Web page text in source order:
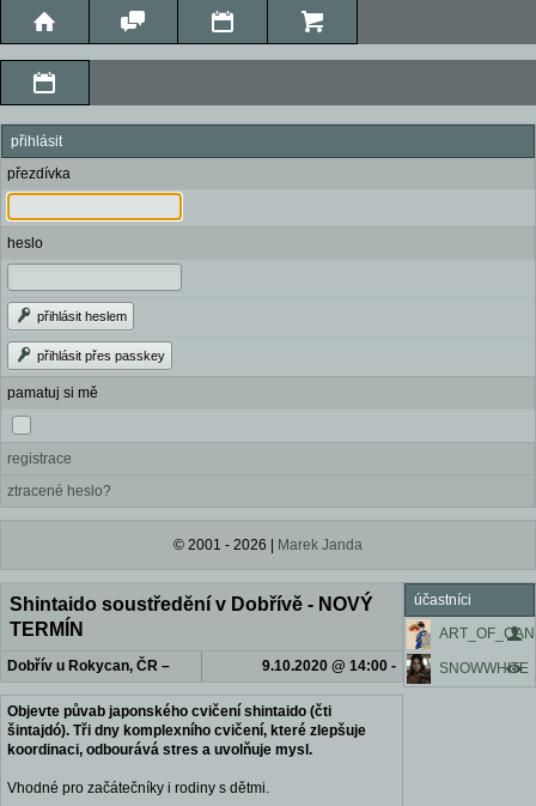
přihlásit
přezdívka
heslo
přihlásit heslem
přihlásit přes passkey
pamatuj si mě
registrace
ztracené heslo?
© 2001 - 2026 | Marek Janda
účastníci
ART_OF_CAN
SNOWWHITE
Shintaido soustředění v Dobřívě - NOVÝ
TERMÍN
Dobřív u Rokycan, ČR –
Plzeňský kraj
9.10.2020 @ 14:00 -
11.10.2020 @ 15:00
Objevte půvab japonského cvičení shintaido (čti
šintajdó). Tři dny komplexního cvičení, které zlepšuje
koordinaci, odbourává stres a uvolňuje mysl.
Vhodné pro začátečníky i rodiny s dětmi.